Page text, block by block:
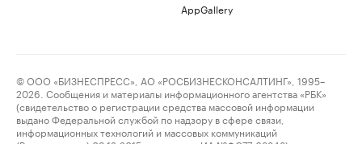
AppGallery
© ООО «БИЗНЕСПРЕСС», АО «РОСБИЗНЕСКОНСАЛТИНГ», 1995–
2026. Сообщения и материалы информационного агентства «РБК»
(свидетельство о регистрации средства массовой информации
выдано Федеральной службой по надзору в сфере связи,
информационных технологий и массовых коммуникаций